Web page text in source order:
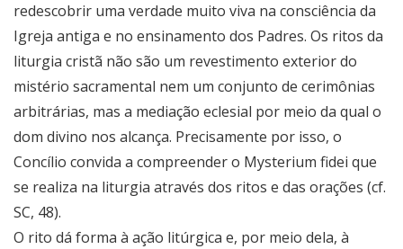
redescobrir uma verdade muito viva na consciência da
Igreja antiga e no ensinamento dos Padres. Os ritos da
liturgia cristã não são um revestimento exterior do
mistério sacramental nem um conjunto de cerimônias
arbitrárias, mas a mediação eclesial por meio da qual o
dom divino nos alcança. Precisamente por isso, o
Concílio convida a compreender o Mysterium fidei que
se realiza na liturgia através dos ritos e das orações (cf.
SC, 48).
O rito dá forma à ação litúrgica e, por meio dela, à